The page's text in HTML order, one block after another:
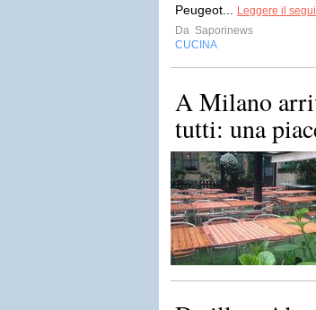
Peugeot...
Leggere il
Da Saporinews
CUCINA
A Milano
tutti: una